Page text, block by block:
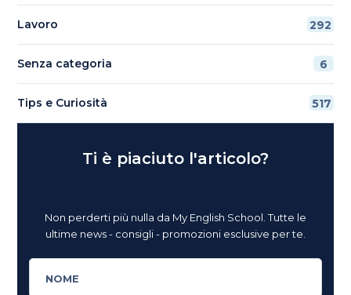
Lavoro 292
Senza categoria 6
Tips e Curiosità 517
Ti è piaciuto l'articolo?
Non perderti più nulla da My English School. Tutte le
ultime news - consigli - promozioni esclusive per te.